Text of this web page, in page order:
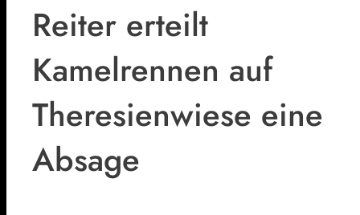
Reiter erteilt
Kamelrennen auf
Theresienwiese eine
Absage